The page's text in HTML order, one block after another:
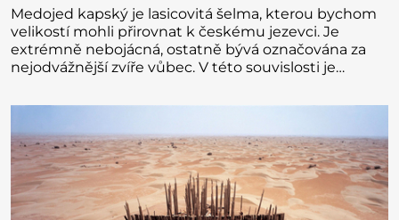
Medojed kapský je lasicovitá šelma, kterou bychom
velikostí mohli přirovnat k českému jezevci. Je
extrémně nebojácná, ostatně bývá označována za
nejodvážnější zvíře vůbec. V této souvislosti je